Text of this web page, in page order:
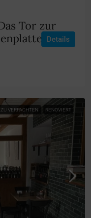
Tor zur
Details
ZU VERPACHTEN RENOVIERT